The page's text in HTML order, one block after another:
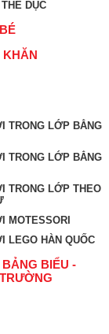
DỤC
KHĂN
TRONG LỚP BẲNG
TRONG LỚP BẲNG
TRONG LỚP THEO
MOTESSORI
LEGO HÀN QUỐC
BIỂU -